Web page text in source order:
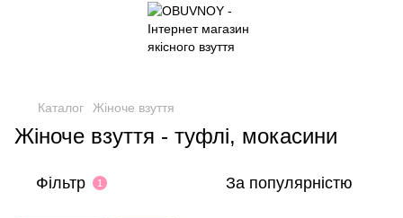
Каталог Жіноче взуття
Жіноче взуття - туфлі, мокасини
Фільтр 1 За популярністю